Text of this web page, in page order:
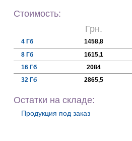
Стоимость:
Грн.
4 Гб 1458,8
8 Гб
1615,1
16 Гб
2084
32 Гб
2865,5
Остатки на складе:
Продукция под заказ